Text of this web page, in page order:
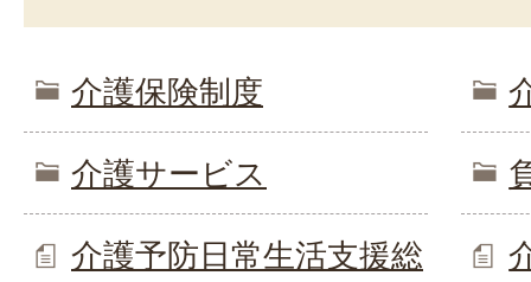
介護保険制度
介護サービス
介護予防日常生活支援総